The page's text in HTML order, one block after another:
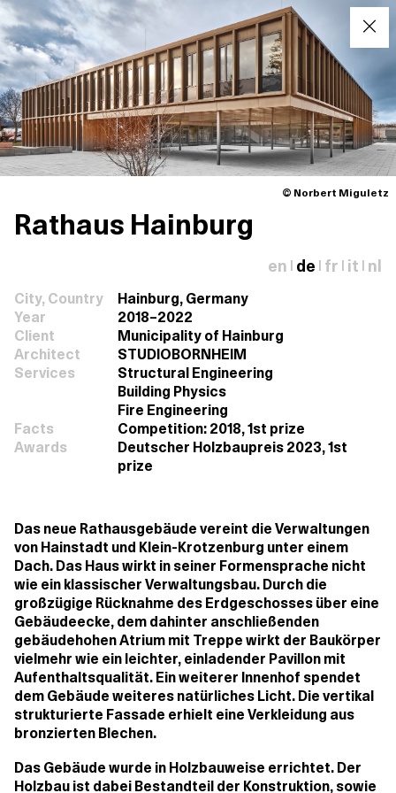
© Norbert Miguletz
Rathaus Hainburg
en de fr it nl
City, Country
Hainburg, Germany
Year
2018–2022
Client
Municipality of Hainburg
Architect
STUDIOBORNHEIM
Services
Structural Engineering
Building Physics
Fire Engineering
Facts
Competition: 2018, 1st prize
Awards
Deutscher Holzbaupreis 2023, 1st
prize
Das neue Rathausgebäude vereint die Verwaltungen
von Hainstadt und Klein-Krotzenburg unter einem
Dach. Das Haus wirkt in seiner Formensprache nicht
wie ein klassischer Verwaltungsbau. Durch die
großzügige Rücknahme des Erdgeschosses über eine
Gebäudeecke, dem dahinter anschließenden
gebäudehohen Atrium mit Treppe wirkt der Baukörper
vielmehr wie ein leichter, einladender Pavillon mit
Aufenthaltsqualität. Ein weiterer Innenhof spendet
dem Gebäude weiteres natürliches Licht. Die vertikal
strukturierte Fassade erhielt eine Verkleidung aus
bronzierten Blechen.
Das Gebäude wurde in Holzbauweise errichtet. Der
Holzbau ist dabei Bestandteil der Konstruktion, sowie